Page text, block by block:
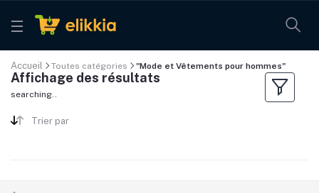
Accueil Toutes catégories "Mode et Vêtements pour hommes"
Affichage des résultats
searching..
Trier par